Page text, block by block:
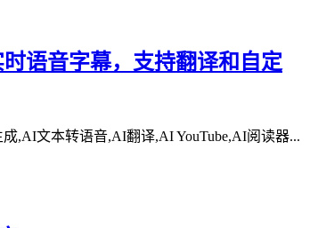
时语音字幕，支持翻译和自定
,AI文本转语音,AI翻译,AI YouTube,AI阅读器...